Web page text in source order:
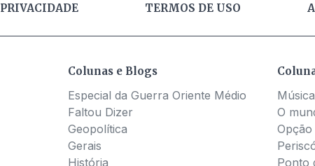
PRIVACIDADE TERMOS DE USO
Colunas e Blogs
Especial da Guerra Oriente Médio
Faltou Dizer
Geopolítica
Gerais
História
Música
O
Ponto